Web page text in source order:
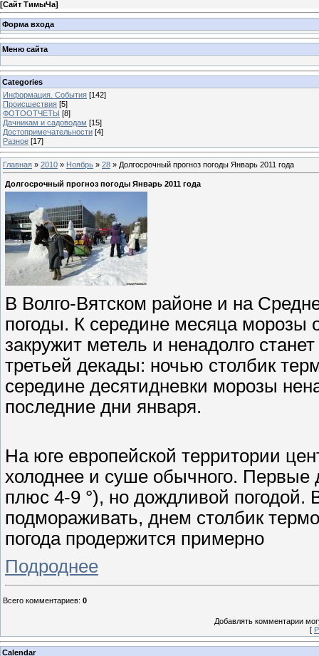
[Сайт ТимыЧа]
Форма входа
Меню сайта
Categories
Информация. События [142]
Происшествия [5]
ФОТООТЧЕТЫ [8]
Дачникам и садоводам [15]
Достопримечательности [4]
Разное [17]
Главная » 2010 » Ноябрь » 28 » Долгосрочный прогноз погоды Январь 2011 года
Долгосрочный прогноз погоды Январь 2011 года
В Волго-Вятском районе и на
погоды. К середине месяца морозы
закружит метель и ненадолго
третьей декады: ночью столбик
середине десятидневки морозы
последние дни января.
На юге европейской территории
холоднее и суше обычного. Первые
плюс 4-9 °), но дождливой
подмораживать, днем столбик
погода продержится примерно
Подроднее
Всего комментариев: 0
Добавлять комментарии
[
Calendar